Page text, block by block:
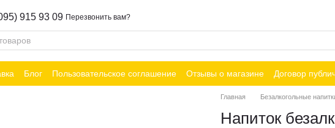
915 93 09 Перезвонить вам?
Блог Пользовательское соглашение Отзывы о магазине Договор
Главная Безалкогольные
Напиток